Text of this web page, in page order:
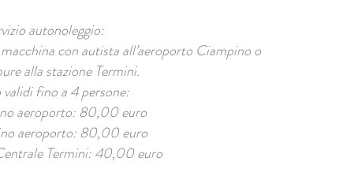
autonoleggio:
con autista all’aeroporto Ciampino o
alla stazione Termini.
validi fino a 4 persone:
aeroporto: 80,00 euro
aeroporto: 80,00 euro
Termini: 40,00 euro